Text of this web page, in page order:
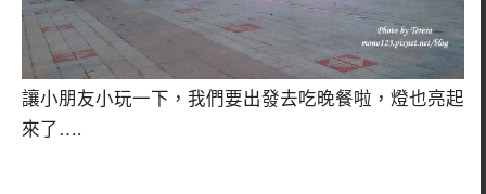
讓小朋友小玩一下，我們要出發去吃晚餐啦，燈也亮起
來了….